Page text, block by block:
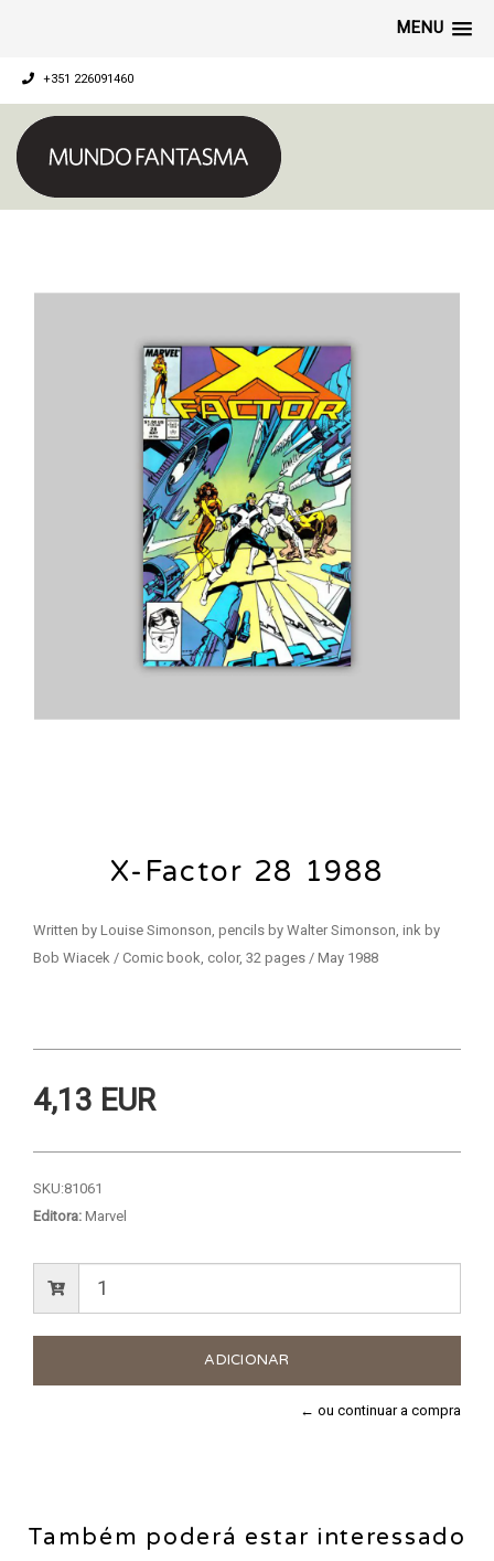
MENU
+351 226091460
X-Factor 28 1988
Written by Louise Simonson, pencils by Walter Simonson, ink by
Bob Wiacek / Comic book, color, 32 pages / May 1988
4,13 EUR
SKU:81061
Editora: Marvel
← ou continuar a compra
Também poderá estar interessado